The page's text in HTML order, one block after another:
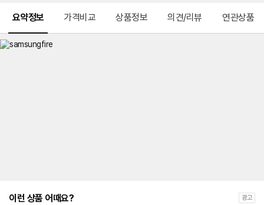
요약정보 가격비교 상품정보 의견/리뷰 연관상품
이런 상품 어때요? 광고